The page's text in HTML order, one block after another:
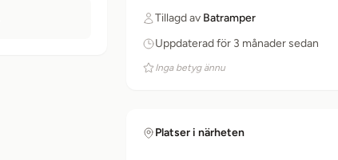
Tillagd av Batramper
Uppdaterad för 3 månader sedan
Inga betyg ännu
Platser i närheten